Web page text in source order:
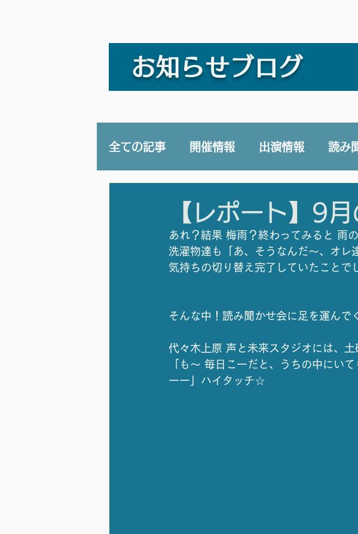
お知らせブログ
全ての記事 開催情報 出演情報 読み
【レポート】9
あれ？結果 梅雨？終わってみると 雨
洗濯物達も「あ、そうなんだ〜、オレ
気持ちの切り替え完了していたことで
そんな中！読み聞かせ会に足を運んで
代々木上原 声と未来スタジオには、
「も〜 毎日こーだと、うちの中にい
ーー」ハイタッチ☆